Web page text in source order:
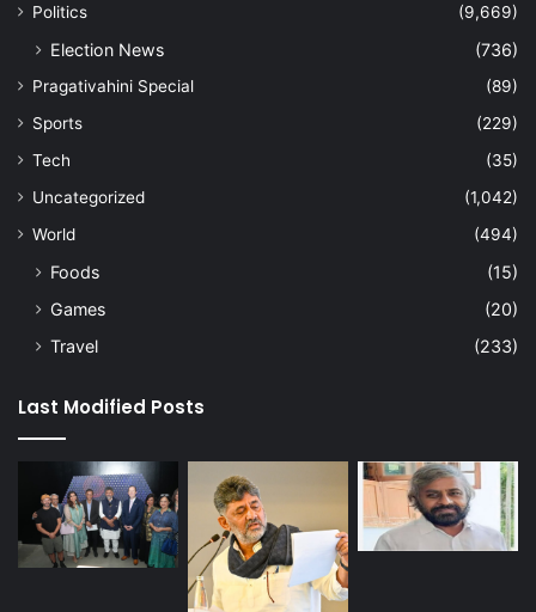
Politics
(9,669)
Election News (736)
Pragativahini Special
(89)
Sports
(229)
Tech
(35)
Uncategorized
(1,042)
World
(494)
Foods
(15)
Games
(20)
Travel
(233)
Last Modified Posts